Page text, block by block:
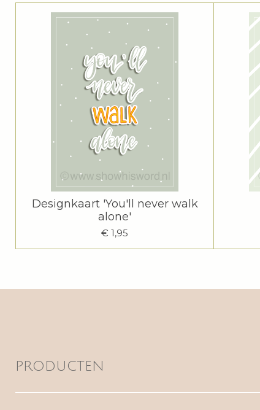
Designkaart 'You'll never walk
alone'
€ 1,95
PRODUCTEN